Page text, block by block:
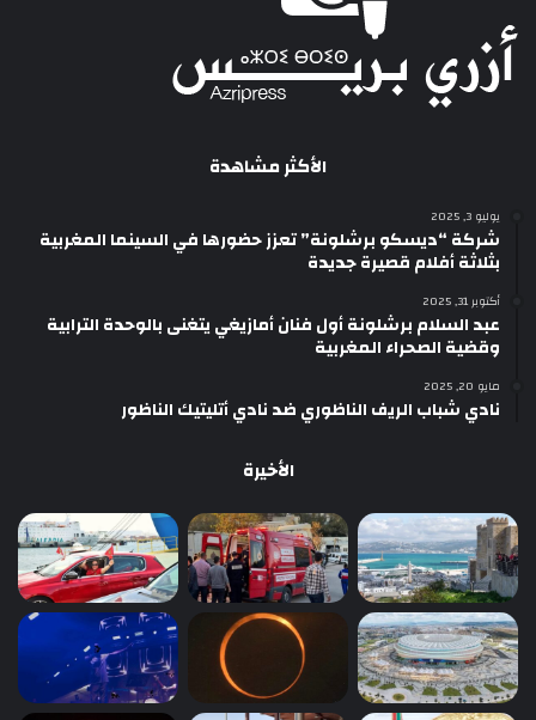
الأكثر مشاهدة
يوليو 3, 2025
شركة “ديسكو برشلونة” تعزز حضورها في السينما المغربية
بثلاثة أفلام قصيرة جديدة
أكتوبر 31, 2025
عبد السلام برشلونة أول فنان أمازيغي يتغنى بالوحدة الترابية
وقضية الصحراء المغربية
مايو 20, 2025
نادي شباب الريف الناظوري ضد نادي أتليتيك الناظور
الأخيرة